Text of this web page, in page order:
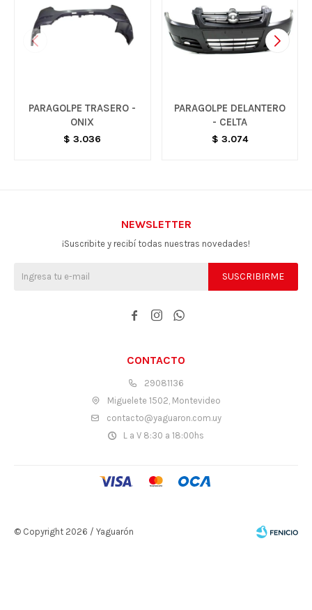
PARAGOLPE TRASERO -
ONIX
$ 3.036
PARAGOLPE DELANTERO
- CELTA
$ 3.074
CONTACTO
29081136
Miguelete 1502, Montevideo
contacto@yaguaron.com.uy
L a V 8:30 a 18:00hs
NEWSLETTER
¡Suscribite y recibí todas nuestras novedades!
SUSCRIBIRME
  
© Copyright 2026 / Yaguarón